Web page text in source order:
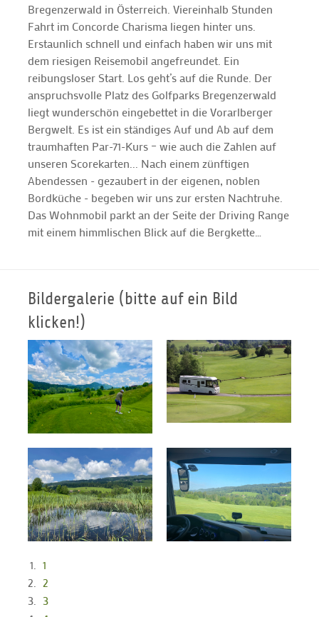
Bregenzerwald in Österreich. Viereinhalb Stunden
Fahrt im Concorde Charisma liegen hinter uns.
Erstaunlich schnell und einfach haben wir uns mit
dem riesigen Reisemobil angefreundet. Ein
reibungsloser Start. Los geht’s auf die Runde. Der
anspruchsvolle Platz des Golfparks Bregenzerwald
liegt wunderschön eingebettet in die Vorarlberger
Bergwelt. Es ist ein ständiges Auf und Ab auf dem
traumhaften Par-71-Kurs – wie auch die Zahlen auf
unseren Scorekarten... Nach einem zünftigen
Abendessen - gezaubert in der eigenen, noblen
Bordküche - begeben wir uns zur ersten Nachtruhe.
Das Wohnmobil parkt an der Seite der Driving Range
mit einem himmlischen Blick auf die Bergkette…
Bildergalerie (bitte auf ein Bild
klicken!)
1
2
3